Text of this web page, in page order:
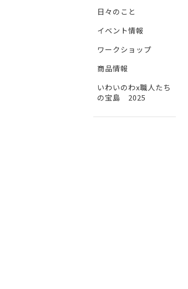
日々のこと
イベント情報
ワークショップ
商品情報
いわいのわx職人たち
の宝島 2025